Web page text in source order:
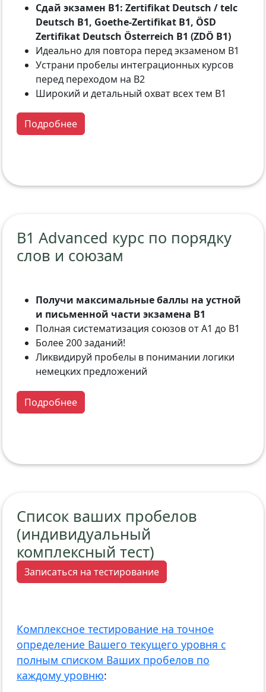
Сдай экзамен B1: Zertifikat Deutsch / telc
Deutsch B1, Goethe-Zertifikat B1, ÖSD
Zertifikat Deutsch Österreich B1 (ZDÖ B1)
Идеально для повтора перед экзаменом B1
Устрани пробелы интеграционных курсов
перед переходом на B2
Широкий и детальный охват всех тем B1
Подробнее
B1 Advanced курс по порядку
слов и союзам
Получи максимальные баллы на устной
и письменной части экзамена B1
Полная систематизация союзов от A1 до B1
Более 200 заданий!
Ликвидируй пробелы в понимании логики
немецких предложений
Подробнее
Список ваших пробелов
(индивидуальный
комплексный тест)
Записаться на тестирование
Комплексное тестирование на точное
определение Вашего текущего уровня с
полным списком Ваших пробелов по
каждому уровню: